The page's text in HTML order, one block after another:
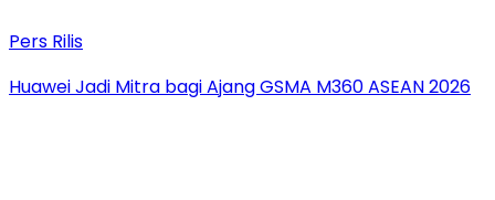
Pers Rilis
Huawei Jadi Mitra bagi Ajang GSMA M360 ASEAN 2026